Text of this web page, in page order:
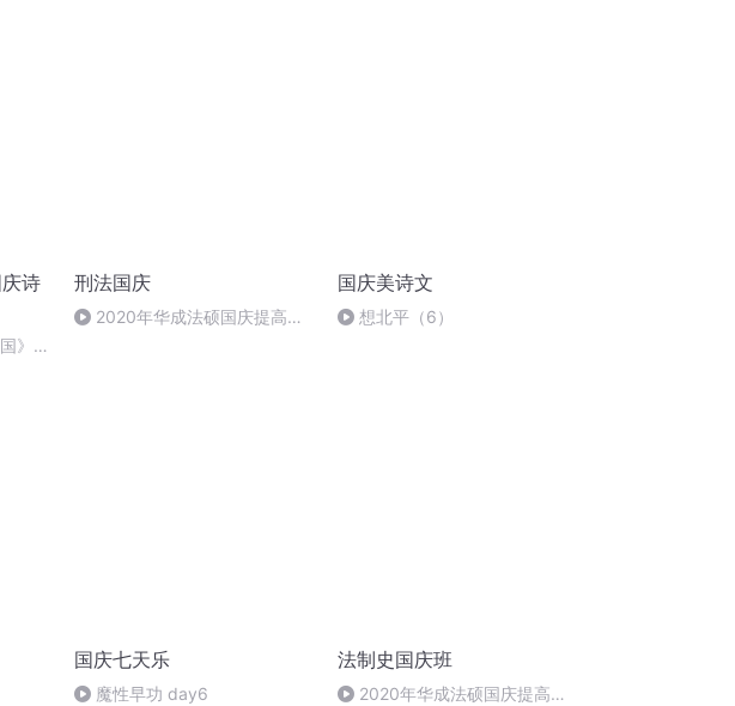
诗
》温
刑法国庆
2020年华成法硕国庆提高班
国庆美诗文
想北平（6）
国庆七天乐
魔性早功 day6
法制史国庆班
2020年华成法硕国庆提高班